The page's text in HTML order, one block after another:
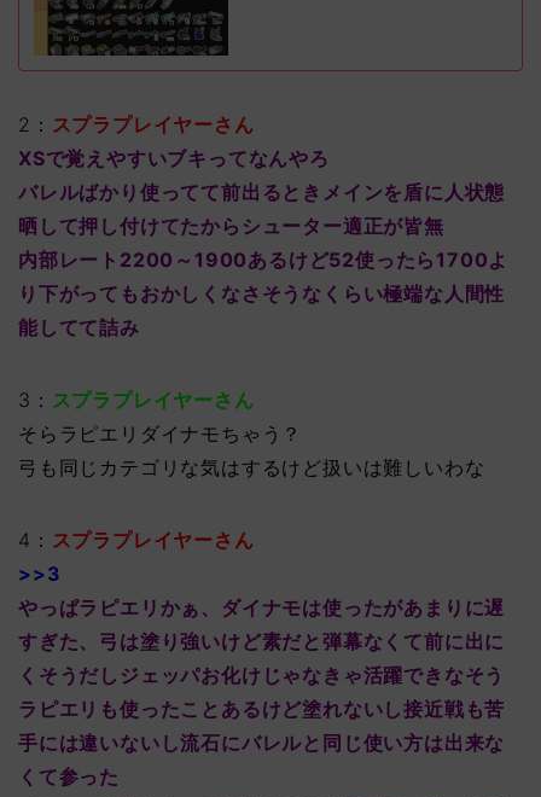
2： スプラプレイヤーさん
XSで覚えやすいブキってなんやろ
バレルばかり使ってて前出るときメインを盾に人状態
晒して押し付けてたからシューター適正が皆無
内部レート2200～1900あるけど52使ったら1700よ
り下がってもおかしくなさそうなくらい極端な人間性
能してて詰み
3： スプラプレイヤーさん
そらラピエリダイナモちゃう？
弓も同じカテゴリな気はするけど扱いは難しいわな
4： スプラプレイヤーさん
>>3
やっぱラピエリかぁ、ダイナモは使ったがあまりに遅
すぎた、弓は塗り強いけど素だと弾幕なくて前に出に
くそうだしジェッパお化けじゃなきゃ活躍できなそう
ラピエリも使ったことあるけど塗れないし接近戦も苦
手には違いないし流石にバレルと同じ使い方は出来な
くて参った